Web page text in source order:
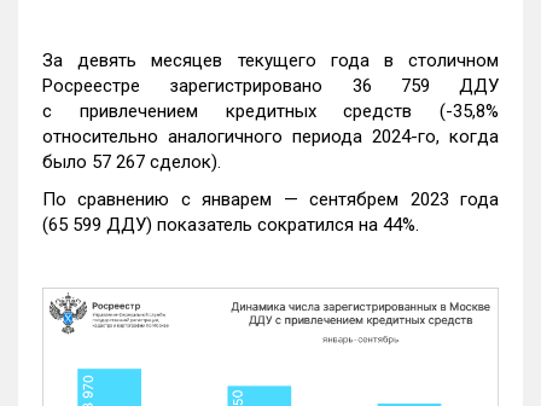
За девять месяцев текущего года в столичном
Росреестре зарегистрировано 36 759 ДДУ
с привлечением кредитных средств (-35,8%
относительно аналогичного периода 2024-го, когда
было 57 267 сделок).
По сравнению с январем — сентябрем 2023 года
(65 599 ДДУ) показатель сократился на 44%.